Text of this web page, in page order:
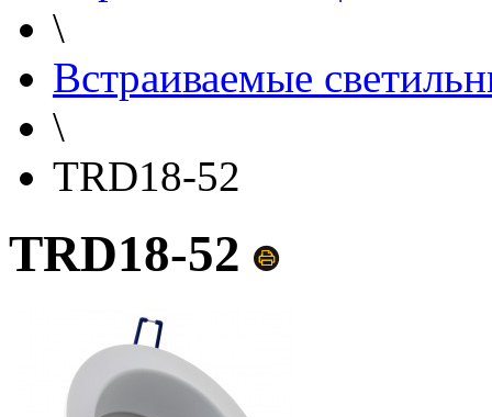
\
Встраиваемые
\
TRD18-52
TRD18-52